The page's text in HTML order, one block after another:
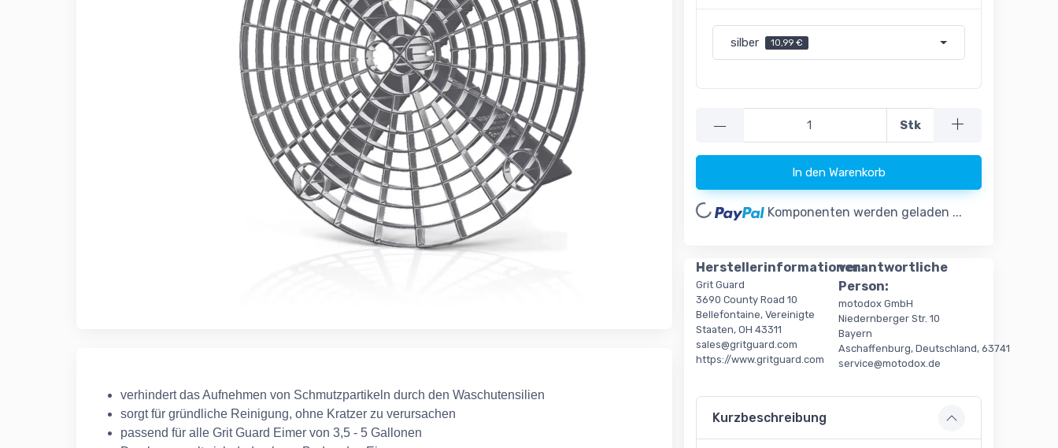
verhindert das Aufnehmen von Schmutzpartikeln durch den Waschutensilien
sorgt für gründliche Reinigung, ohne Kratzer zu verursachen
passend für alle Grit Guard Eimer von 3,5 - 5 Gallonen
silber 10,99 €
— Stk
In den Warenkorb
Loading... Komponenten werden geladen ...
Herstellerinformationen:
Grit Guard
3690 County Road 10
Bellefontaine, Vereinigte
Staaten, OH 43311
sales@gritguard.com
https://www.gritguard.com
verantwortliche
Person:
motodox GmbH
Niedernberger Str. 10
Bayern
Aschaffenburg, Deutschland, 63741
service@motodox.de
Kurzbeschreibung